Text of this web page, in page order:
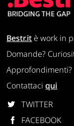
Bestr.it è work in
Domande?
Approfondimenti?
Contattaciqui
TWITTER
FACEBOOK